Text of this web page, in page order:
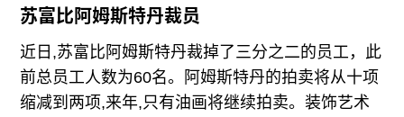
展评
杂志
专栏
视频
苏富比阿姆斯特丹裁员
近日,苏富比阿姆斯特丹裁掉了三分之二的员工，此
前总员工人数为60名。阿姆斯特丹的拍卖将从十项
缩减到两项,来年,只有油画将继续拍卖。装饰艺术